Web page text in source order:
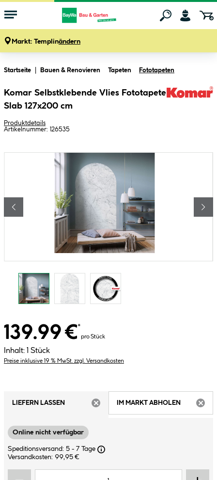
Markt: Templinändern
Startseite Bauen & Renovieren Tapeten Fototapeten
Komar Selbstklebende Vlies Fototapete
Slab 127x200 cm
Produktdetails
Artikelnummer: 126535
Bildergalerie überspringen
139.99 €*
pro Stück
Inhalt: 1 Stück
Preise inklusive 19 % MwSt. zzgl. Versandkosten
LIEFERN LASSEN
IM MARKT ABHOLEN
Online nicht verfügbar
Speditionsversand: 5 - 7 Tage
Versandkosten: 99,95 €